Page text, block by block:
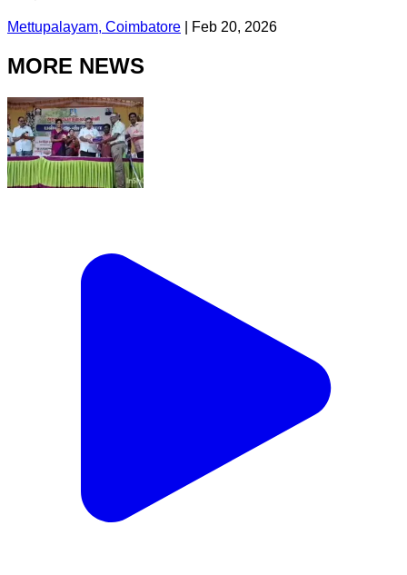
Mettupalayam, Coimbatore Feb 20, 2026
MORE NEWS